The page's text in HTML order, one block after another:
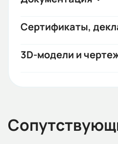
Сертификаты,
3D-модели и